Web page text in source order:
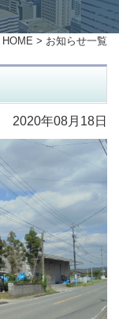
HOME > お知らせ一覧
2020年08月18日